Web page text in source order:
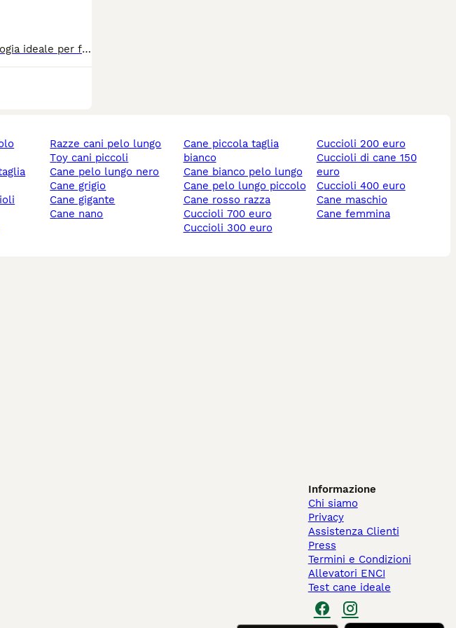
adatto a persone anziane o a famiglie che cercano un compagno sereno e poco
e pulizia quotidiana delle pieghe facciali. La sua aspettativa di vita è in genere
Disponibili 2 femmine di Chin ,genitori alta genealogia ideale per famiglie e bambini ...Chin razza nobile ,temperamento allegro e dolce...razza che praticamente non abbaia......verranno ceduti con pedigree ,libretto sanitario con relativi vaccini ,cicli sverminazioni e passaggi di proprietà inclusi PREZZO DELL' ANNUNCIO SIMBOLICO CONTATTARE PER PREZZO E INFO...
razze cani pelo lungo
toy cani piccoli
cane pelo lungo nero
cane grigio
cane gigante
cane nano
cane piccola taglia
bianco
cane bianco pelo lungo
cane pelo lungo piccolo
cane rosso razza
cuccioli 700 euro
cuccioli 300 euro
cuccioli 200 euro
cuccioli di cane 150
euro
cuccioli 400 euro
cane maschio
cane femmina
Informazione
Chi siamo
Privacy
Assistenza Clienti
Press
Termini e Condizioni
Allevatori ENCI
Test cane ideale